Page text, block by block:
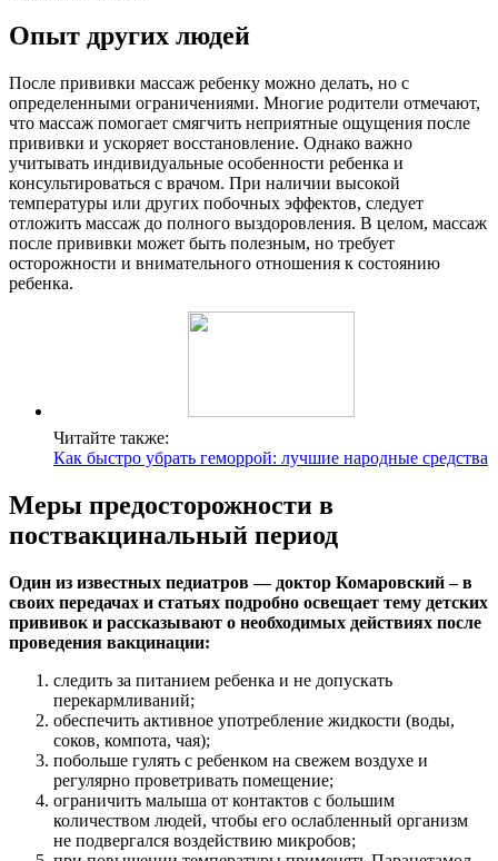
Опыт других людей
После прививки массаж ребенку можно делать, но с
определенными ограничениями. Многие родители отмечают,
что массаж помогает смягчить неприятные ощущения после
прививки и ускоряет восстановление. Однако важно
учитывать индивидуальные особенности ребенка и
консультироваться с врачом. При наличии высокой
температуры или других побочных эффектов, следует
отложить массаж до полного выздоровления. В целом, массаж
после прививки может быть полезным, но требует
осторожности и внимательного отношения к состоянию
ребенка.
Читайте также:
Как быстро убрать геморрой: лучшие народные средства
Меры предосторожности в
поствакцинальный период
Один из известных педиатров — доктор Комаровский – в
своих передачах и статьях подробно освещает тему детских
прививок и рассказывают о необходимых действиях после
проведения вакцинации:
следить за питанием ребенка и не допускать
перекармливаний;
обеспечить активное употребление жидкости (воды,
соков, компота, чая);
побольше гулять с ребенком на свежем воздухе и
регулярно проветривать помещение;
ограничить малыша от контактов с большим
количеством людей, чтобы его ослабленный организм
не подвергался воздействию микробов;